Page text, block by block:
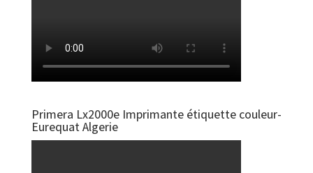
Primera Lx2000e Imprimante étiquette couleur-
Eurequat Algerie